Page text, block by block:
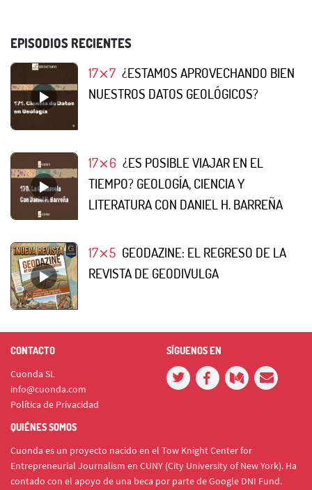
EPISODIOS RECIENTES
17⨯7 ¿ESTAMOS APROVECHANDO BIEN
NUESTROS DATOS GEOLÓGICOS?
17⨯6 ¿ES POSIBLE VIAJAR EN EL
TIEMPO? GEOLOGÍA, CIENCIA Y
LITERATURA CON DANIEL H. BARREÑA
17⨯5 GEODAZINE: EL REGRESO DE LA
REVISTA DE GEODIVULGA
CONTACTO
Cuonda SL
info@cuonda.com
Política de Privacidad
SÍGUENOS EN
QUIÉNES SOMOS
Cuonda es un proyecto nacido en el Tow Knight Center for
Entrepreneurial Journalism en CUNY (City University of New York). Ha
contado con el apoyo de una beca por parte de Google DNI Fund.